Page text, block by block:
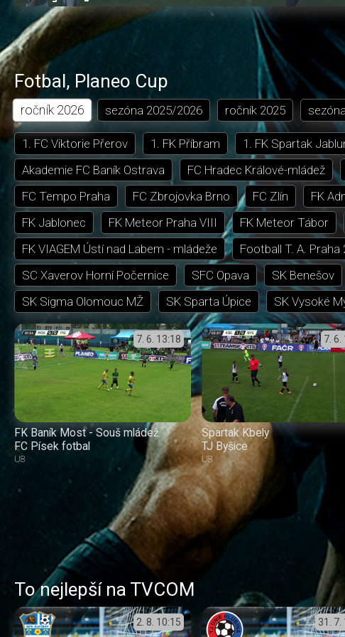
dozadu
o
5
čas
0.77%
Fotbal, Planeo Cup
ročník 2026 sezóna 2025/2026 ročník 2025 sezóna
1. FC Viktorie Přerov 1. FK Příbram 1. FK Spartak
Akademie FC Baník Ostrava
FC Hradec Králové-mládež
FC Tempo Praha
FC Zbrojovka Brno FC Zlín FK
FK Jablonec
FK Meteor Praha VIII FK Meteor Tábor
FK VIAGEM Ústí nad Labem - mládeže
Football T. A. Praha
SC Xaverov Horní Počernice
SFC Opava SK Benešov
SK Sigma Olomouc MŽ
SK Sparta Úpice SK Vysoké
7. 6. 13:18
FK Baník Most - Souš mládež
FC Písek fotbal
U8
7. 6.
Spartak Kbely
TJ Byšice
U8
To nejlepší na TVCOM
2. 8. 10:15 31. 7.